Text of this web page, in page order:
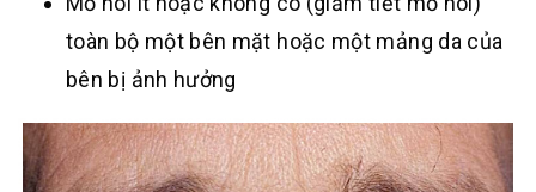
toàn bộ một bên mặt hoặc một mảng da của
bên bị ảnh hưởng